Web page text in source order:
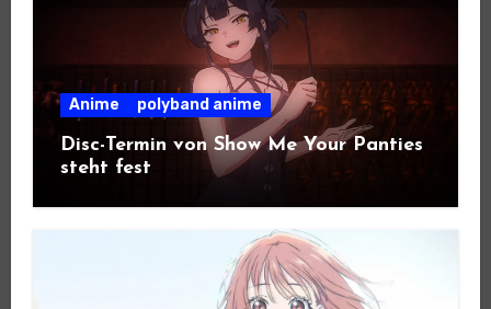
Anime polyband anime
Disc-Termin von Show Me Your Panties
steht fest